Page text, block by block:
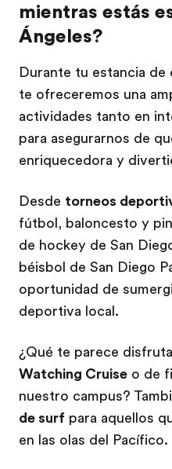
mientras estás
Ángeles?
Durante tu estancia de
te ofreceremos una
actividades tanto en
para asegurarnos de
enriquecedora y
Desde torneos
fútbol, baloncesto y
de hockey de San
béisbol de San Diego
oportunidad de
deportiva local.
¿Qué te parece
Watching Cruise o de
nuestro campus?
de surf para aquellos
en las olas del Pacífico.